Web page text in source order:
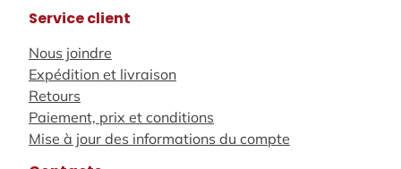
Service client
Nous joindre
Expédition et livraison
Retours
Paiement, prix et conditions
Mise à jour des informations du compte